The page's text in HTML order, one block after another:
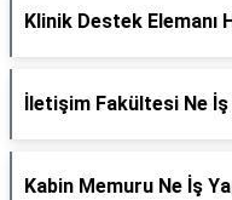
Klinik Destek Elemanı
İletişim Fakültesi Ne
Kabin Memuru Ne İş